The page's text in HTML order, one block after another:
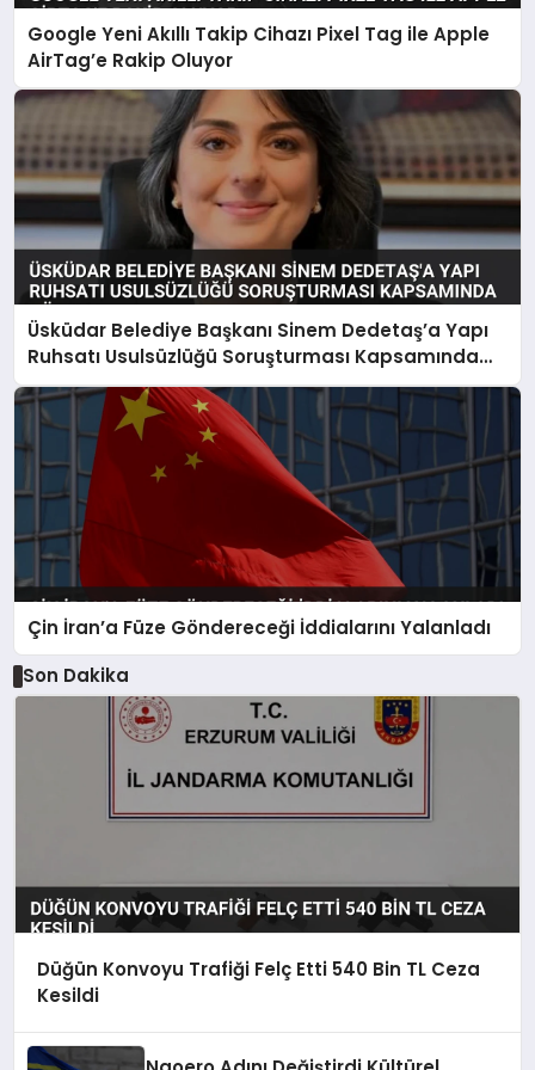
Google Yeni Akıllı Takip Cihazı Pixel Tag ile Apple
AirTag’e Rakip Oluyor
Üsküdar Belediye Başkanı Sinem Dedetaş’a Yapı
Ruhsatı Usulsüzlüğü Soruşturması Kapsamında
Gözaltı
Çin İran’a Füze Göndereceği İddialarını Yalanladı
Son Dakika
Düğün Konvoyu Trafiği Felç Etti 540 Bin TL Ceza
Kesildi